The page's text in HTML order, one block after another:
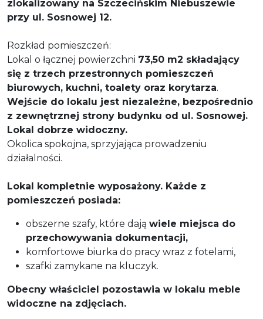
zlokalizowany na Szczecińskim Niebuszewie
przy ul. Sosnowej 12.
Rozkład pomieszczeń:
Lokal o łącznej powierzchni 73,50 m2 składający
się z trzech przestronnych pomieszczeń
biurowych, kuchni, toalety oraz korytarza.
Wejście do lokalu jest niezależne, bezpośrednio
z zewnętrznej strony budynku od ul. Sosnowej.
Lokal dobrze widoczny.
Okolica spokojna, sprzyjająca prowadzeniu
działalności.
Lokal kompletnie wyposażony. Każde z
pomieszczeń posiada:
obszerne szafy, które dają wiele miejsca do
przechowywania dokumentacji,
komfortowe biurka do pracy wraz z fotelami,
szafki zamykane na kluczyk.
Obecny właściciel pozostawia w lokalu meble
widoczne na zdjęciach.